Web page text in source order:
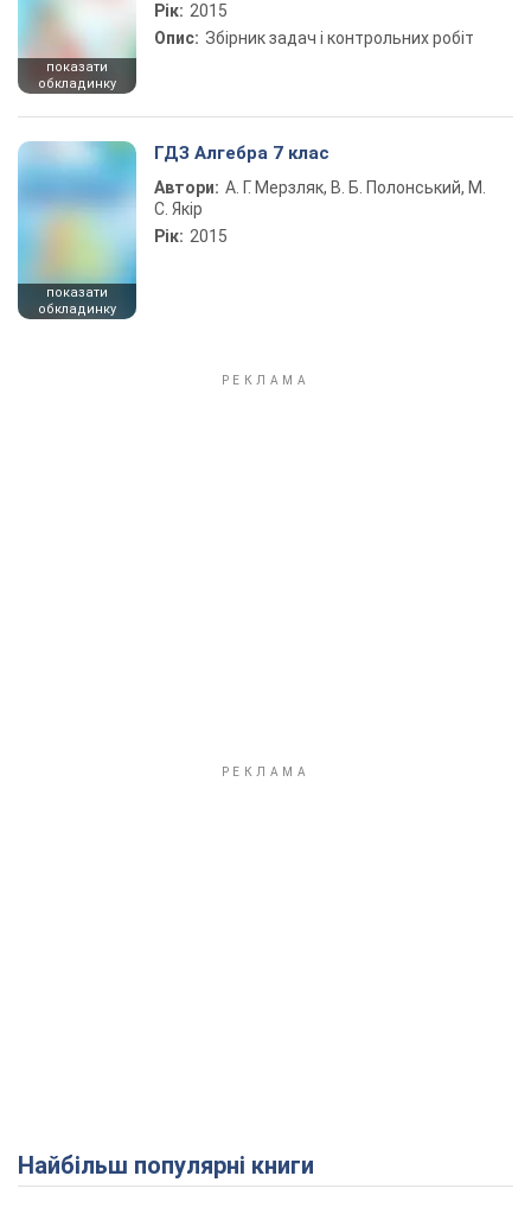
показати
обкладинку
Рік: 2015
Опис: Збірник задач і контрольних робіт
показати
обкладинку
ГДЗ Алгебра 7 клас
Автори: А. Г. Мерзляк, В. Б. Полонський, М.
С. Якір
Рік: 2015
Найбільш популярні книги